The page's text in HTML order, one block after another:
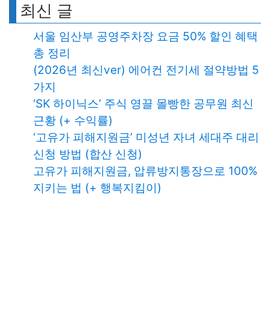
최신 글
서울 임산부 공영주차장 요금 50% 할인 혜택
총 정리
(2026년 최신ver) 에어컨 전기세 절약방법 5
가지
‘SK 하이닉스’ 주식 영끌 몰빵한 공무원 최신
근황 (+ 수익률)
‘고유가 피해지원금’ 미성년 자녀 세대주 대리
신청 방법 (합산 신청)
고유가 피해지원금, 압류방지통장으로 100%
지키는 법 (+ 행복지킴이)